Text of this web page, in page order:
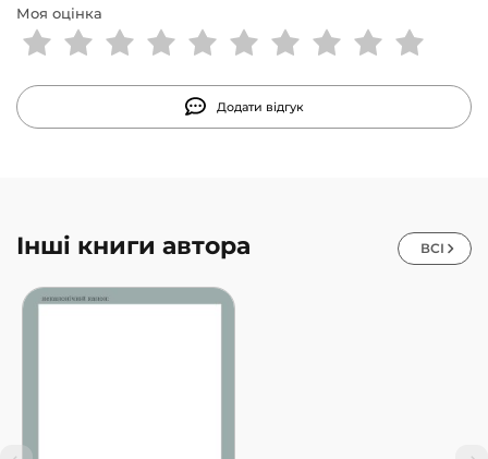
Моя оцінка
Додати відгук
Інші книги автора ВСІ